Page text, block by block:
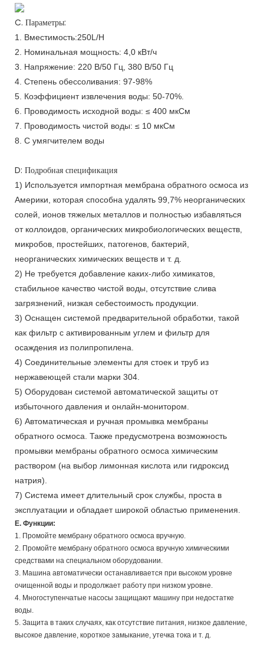
C. Параметры:
1. Вместимость:250L/H
2. Номинальная мощность: 4,0 кВт/ч
3. Напряжение: 220 В/50 Гц, 380 В/50 Гц
4. Степень обессоливания: 97-98%
5. Коэффициент извлечения воды: 50-70%.
6. Проводимость исходной воды: ≤ 400 мкСм
7. Проводимость чистой воды: ≤ 10 мкСм
8. С умягчителем воды
D: Подробная спецификация
1) Используется импортная мембрана обратного осмоса из
Америки, которая способна удалять 99,7% неорганических
солей, ионов тяжелых металлов и полностью избавляться
от коллоидов, органических микробиологических веществ,
микробов, простейших, патогенов, бактерий,
неорганических химических веществ и т. д.
2) Не требуется добавление каких-либо химикатов,
стабильное качество чистой воды, отсутствие слива
загрязнений, низкая себестоимость продукции.
3) Оснащен системой предварительной обработки, такой
как фильтр с активированным углем и фильтр для
осаждения из полипропилена.
4) Соединительные элементы для стоек и труб из
нержавеющей стали марки 304.
5) Оборудован системой автоматической защиты от
избыточного давления и онлайн-монитором.
6) Автоматическая и ручная промывка мембраны
обратного осмоса. Также предусмотрена возможность
промывки мембраны обратного осмоса химическим
раствором (на выбор лимонная кислота или гидроксид
натрия).
7) Система имеет длительный срок службы, проста в
эксплуатации и обладает широкой областью применения.
Е. Функции:
1. Промойте мембрану обратного осмоса вручную.
2. Промойте мембрану обратного осмоса вручную химическими
средствами на специальном оборудовании.
3. Машина автоматически останавливается при высоком уровне
очищенной воды и продолжает работу при низком уровне.
4. Многоступенчатые насосы защищают машину при недостатке
воды.
5. Защита в таких случаях, как отсутствие питания, низкое давление,
высокое давление, короткое замыкание, утечка тока и т. д.